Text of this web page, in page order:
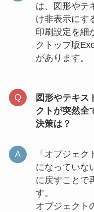
は、図形やテ
け非表示にす
印刷設定を細
クトップ版
があります。
図形やテキス
クトが突然全
決策は？
「オブジェク
になっていな
に戻すことで
す。
オブジェクト